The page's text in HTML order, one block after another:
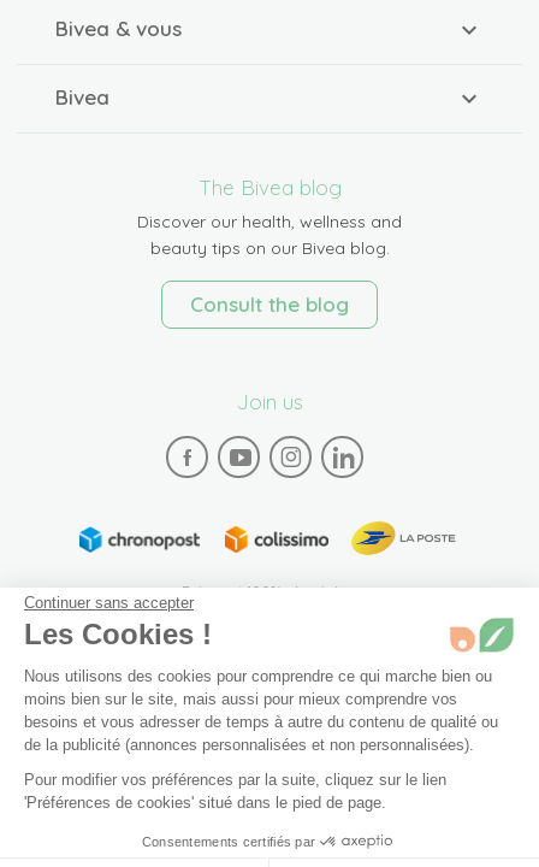
Non disponible
Ajouter au panier 29,90 €
Bivea & vous
Bivea
The Bivea blog
Discover our health, wellness and
beauty tips on our Bivea blog.
Consult the blog
Join us
Paiement 100% sécurisé
Plan du site Mentions légales Conditions générales de vente
Archives Accessibilité: partiellement conforme (94%)
Préférences de cookies
Continuer sans accepter
Les Cookies !
Nous utilisons des cookies pour comprendre ce qui marche bien ou
moins bien sur le site, mais aussi pour mieux comprendre vos
besoins et vous adresser de temps à autre du contenu de qualité ou
de la publicité (annonces personnalisées et non personnalisées).
Pour modifier vos préférences par la suite, cliquez sur le lien
'Préférences de cookies' situé dans le pied de page.
Consentements certifiés par